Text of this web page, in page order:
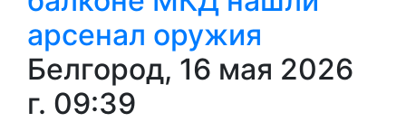
арсенал оружия
Белгород, 16 мая 2026
г. 09:39